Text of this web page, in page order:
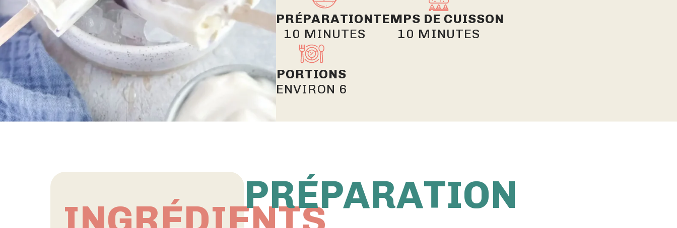
PRÉPARATION
10 MINUTES
TEMPS DE CUISSON
10 MINUTES
PORTIONS
ENVIRON 6
PRÉPARATION